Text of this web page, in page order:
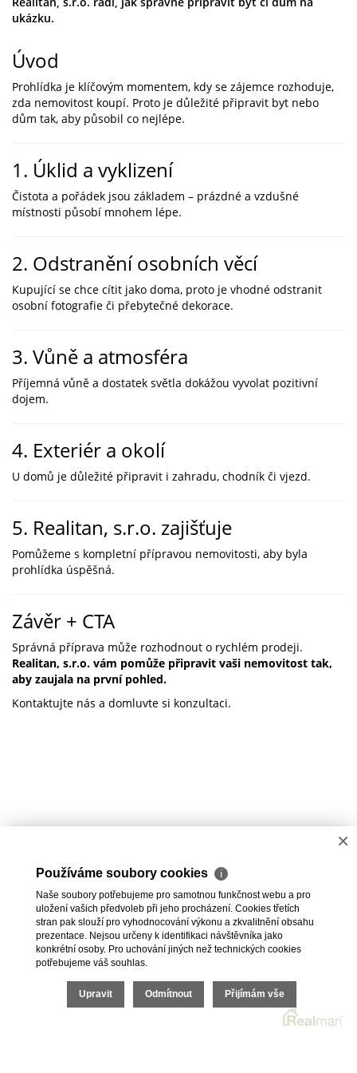
ukázku.
Úvod
Prohlídka je klíčovým momentem, kdy se zájemce rozhoduje,
zda nemovitost koupí. Proto je důležité připravit byt nebo
dům tak, aby působil co nejlépe.
1. Úklid a vyklizení
Čistota a pořádek jsou základem – prázdné a vzdušné
místnosti působí mnohem lépe.
2. Odstranění osobních věcí
Kupující se chce cítit jako doma, proto je vhodné odstranit
osobní fotografie či přebytečné dekorace.
3. Vůně a atmosféra
Příjemná vůně a dostatek světla dokážou vyvolat pozitivní
dojem.
4. Exteriér a okolí
U domů je důležité připravit i zahradu, chodník či vjezd.
5. Realitan, s.r.o. zajišťuje
Pomůžeme s kompletní přípravou nemovitosti, aby byla
prohlídka úspěšná.
Závěr + CTA
Správná příprava může rozhodnout o rychlém prodeji.
Realitan, s.r.o. vám pomůže připravit vaši nemovitost tak,
aby zaujala na první pohled.
Kontaktujte nás a domluvte si konzultaci.
2026 © Jan Tichý, všechna práva vyhrazena |
Povinně zveřejňované informace|Povinná dokumentace
Realitní SWRealman
×
Používáme soubory cookies ℹ
Naše soubory potřebujeme pro samotnou funkčnost webu a pro
uložení vašich předvoleb při jeho procházení. Cookies třetích
stran pak slouží pro vyhodnocování výkonu a zkvalitnění obsahu
prezentace. Nejsou určeny k identifikaci návštěvníka jako
konkrétní osoby. Pro uchování jiných než technických cookies
potřebujeme váš souhlas.
Upravit Odmítnout Přijímám vše